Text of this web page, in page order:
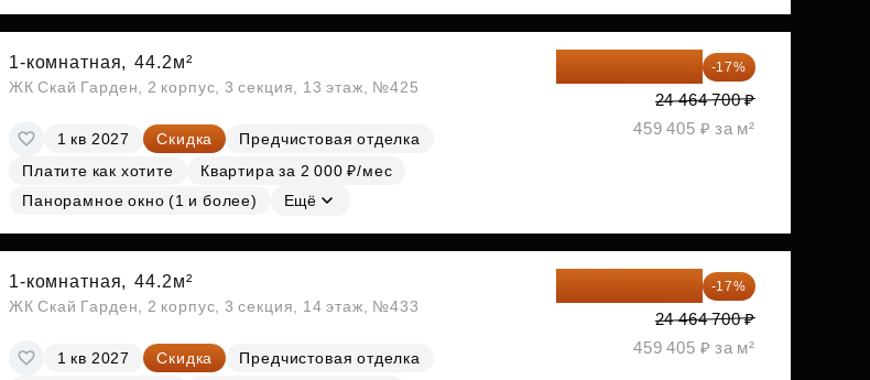
1-комнатная, 44.2м²
ЖК Скай Гарден, 2 корпус, 3 секция, 13 этаж, №425
1 кв 2027 Скидка
Предчистовая отделка
Платите как хотите
Квартира за 2 000 ₽/мес
Панорамное окно (1 и более)
Ещё
-17%
24 464 700 ₽
459 405 ₽ за м²
1-комнатная, 44.2м²
ЖК Скай Гарден, 2 корпус, 3 секция, 14 этаж, №433
1 кв 2027 Скидка
Предчистовая отделка
-17%
24 464 700 ₽
459 405 ₽ за м²